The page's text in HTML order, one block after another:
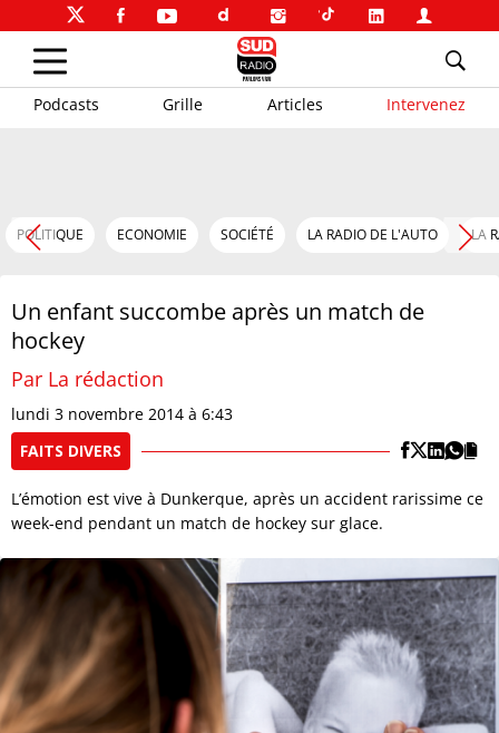
Podcasts Grille Articles Intervenez
POLITIQUE ECONOMIE SOCIÉTÉ LA RADIO DE L'AUTO LA
Un enfant succombe après un match de
hockey
Par La rédaction
lundi 3 novembre 2014 à 6:43
FAITS DIVERS
L’émotion est vive à Dunkerque, après un accident rarissime ce
week-end pendant un match de hockey sur glace.